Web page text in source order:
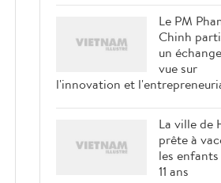
Le PM
Chinh
un
vue sur
l'innovation et
La ville de
prête à
les
11 ans